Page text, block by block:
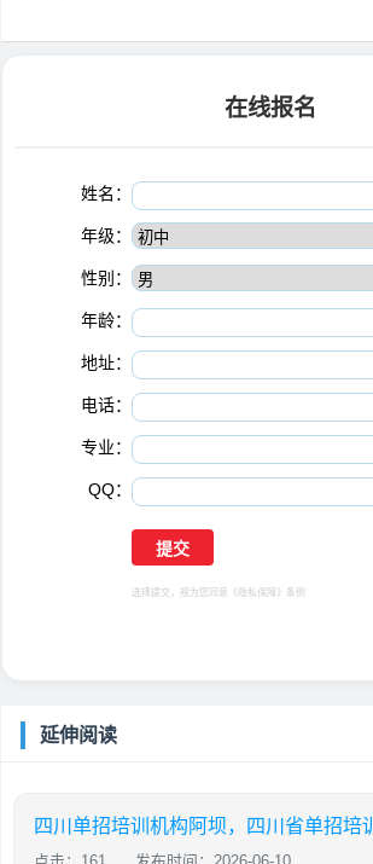
在线报名
姓名：
年级：
性别：
年龄：
地址：
电话：
专业：
QQ：
选择提交，视为您同意 《隐私保障》 条例
延伸阅读
四川单招培训机构阿坝，四川省单招培训